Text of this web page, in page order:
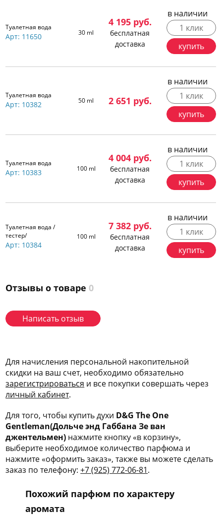
Туалетная вода
Арт: 11650 30 ml
4 195руб.
бесплатная
доставка
в наличии
1 клик
купить
Туалетная вода
Арт: 10382 50 ml 2 651 руб.
в наличии
1 клик
купить
Туалетная вода
Арт: 10383 100 ml
4 004руб.
бесплатная
доставка
в наличии
1 клик
купить
Туалетная вода /
тестер/
Арт: 10384
100 ml
7 382руб.
бесплатная
доставка
в наличии
1 клик
купить
Отзывы о товаре 0
Написать отзыв
Для начисления персональной накопительной
скидки на ваш счет, необходимо обязательно
зарегистрироваться и все покупки совершать через
личный кабинет.
Для того, чтобы купить духи D&G The One
Gentleman(Дольче энд Габбана Зе ван
джентельмен) нажмите кнопку «в корзину»,
выберите необходимое количество парфюма и
нажмите «оформить заказ», также вы можете сделать
заказ по телефону:+7 (925) 772-06-81.
Похожий парфюм по характеру
аромата